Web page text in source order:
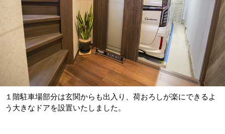
１階駐車場部分は玄関からも出入り、荷おろしが楽にできるよ
う大きなドアを設置いたしました。